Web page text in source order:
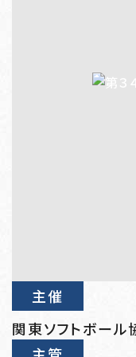
主催
関東ソフトボール